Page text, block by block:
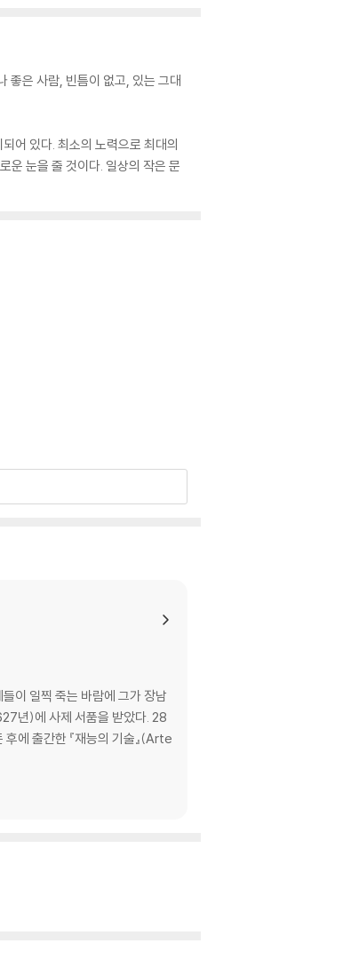
좋은 사람, 빈틈이 없고, 있는 그대
어 있다. 최소의 노력으로 최대의
운 눈을 줄 것이다. 일상의 작은 문
이 일찍 죽는 바람에 그가 장남
년)에 사제 서품을 받았다. 28
에 출간한 『재능의 기술』(Arte